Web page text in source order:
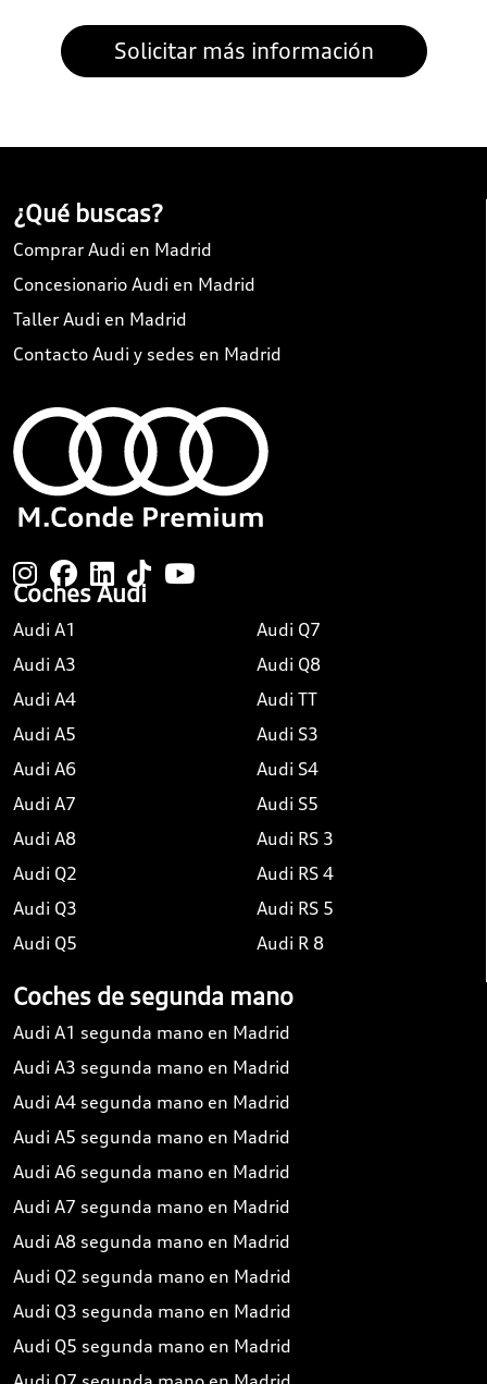
¿Qué buscas?
Comprar Audi en Madrid
Concesionario Audi en Madrid
Taller Audi en Madrid
Contacto Audi y sedes en Madrid
Coches Audi
Audi A1
Audi A3
Audi A4
Audi A5
Audi A6
Audi A7
Audi A8
Audi Q2
Audi Q3
Audi Q5
Audi Q7
Audi Q8
Audi TT
Audi S3
Audi S4
Audi S5
Audi RS 3
Audi RS 4
Audi RS 5
Audi R 8
Coches de segunda mano
Audi A1 segunda mano en Madrid
Audi A3 segunda mano en Madrid
Audi A4 segunda mano en Madrid
Audi A5 segunda mano en Madrid
Audi A6 segunda mano en Madrid
Audi A7 segunda mano en Madrid
Audi A8 segunda mano en Madrid
Audi Q2 segunda mano en Madrid
Audi Q3 segunda mano en Madrid
Audi Q5 segunda mano en Madrid